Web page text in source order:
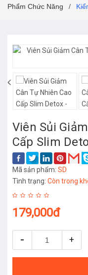
Phẩm Chức Năng
/
‹
Viên Sủi
Cấp Slim
Mã sản phẩm: SD
Tình trạng: Còn trong
179,000đ
- +